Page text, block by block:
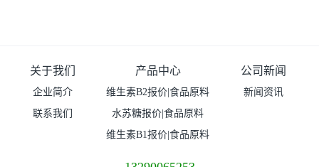
关于我们
企业简介
联系我们
产品中心
维生素B2报价|食品原料
水苏糖报价|食品原料
维生素B1报价|食品原料
公司新闻
新闻资讯